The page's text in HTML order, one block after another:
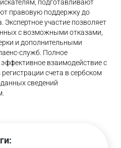
подготавливают
правовую поддержку до
Экспертное участие позволяет
с возможными отказами,
и дополнительными
служб. Полное
взаимодействие с
счета в сербском
сведений